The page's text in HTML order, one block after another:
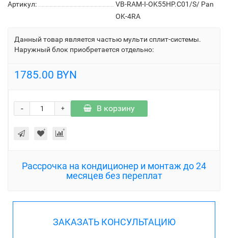
Артикул:
VB-RAM-I-OK55HP.C01/S/ Pan
OK-4RA
Данный товар является частью мульти сплит-системы.
Наружный блок приобретается отдельно:
1785.00 BYN
+
- В корзину
Рассрочка на кондиционер и монтаж до 24
месяцев без переплат
ЗАКАЗАТЬ КОНСУЛЬТАЦИЮ